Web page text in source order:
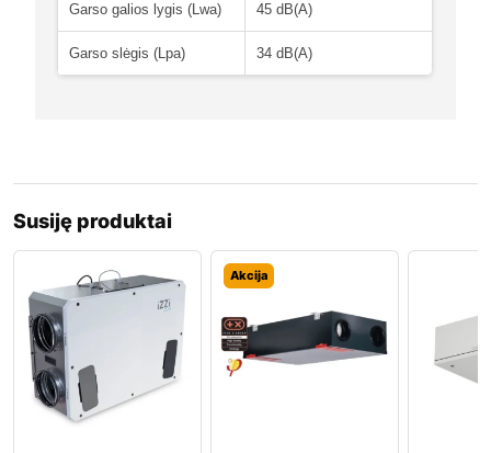
Garso galios lygis (Lwa) 45 dB(A)
Garso slėgis (Lpa) 34 dB(A)
Susiję produktai
Akcija